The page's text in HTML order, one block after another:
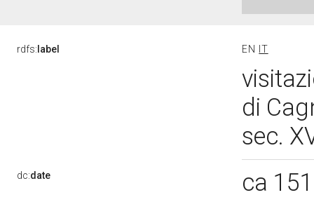
rdfs: label EN IT
di
sec.
dc:date ca